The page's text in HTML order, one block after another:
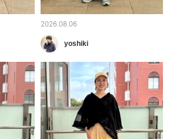
2026.08.06
yoshiki